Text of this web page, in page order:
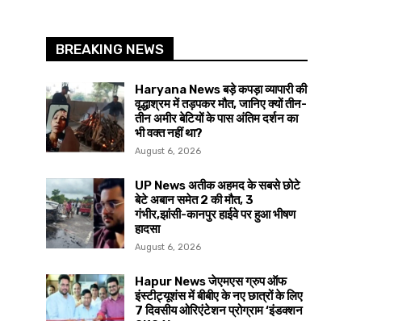
BREAKING NEWS
Haryana News बड़े कपड़ा व्यापारी की
वृद्धाश्रम में तड़पकर मौत, जानिए क्यों तीन-
तीन अमीर बेटियों के पास अंतिम दर्शन का
भी वक्त नहीं था?
August 6, 2026
UP News अतीक अहमद के सबसे छोटे
बेटे अबान समेत 2 की मौत, 3
गंभीर,झांसी-कानपुर हाईवे पर हुआ भीषण
हादसा
August 6, 2026
Hapur News जेएमएस ग्रुप ऑफ
इंस्टीट्यूशंस में बीबीए के नए छात्रों के लिए
7 दिवसीय ओरिएंटेशन प्रोग्राम ‘इंडक्शन